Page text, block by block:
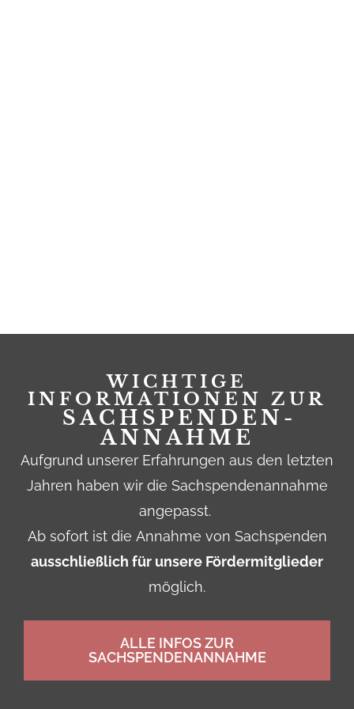
WICHTIGE
INFORMATIONEN ZUR
SACHSPENDEN­
ANNAHME
Aufgrund unserer Erfahrungen aus den letzten
Jahren haben wir die Sachspendenannahme
angepasst.
Ab sofort ist die Annahme von Sachspenden
ausschließlich für unsere Fördermitglieder
möglich.
ALLE INFOS ZUR
SACHSPENDENANNAHME